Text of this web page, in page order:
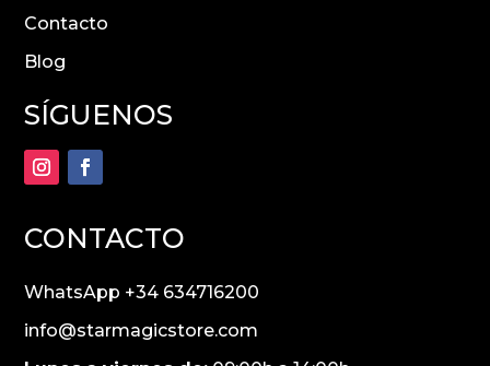
Contacto
Blog
SÍGUENOS
CONTACTO
WhatsApp +34 634716200
info@starmagicstore.com